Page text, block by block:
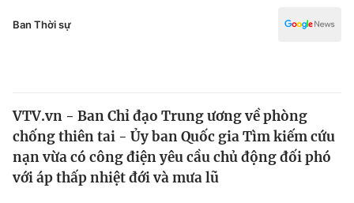
Y tế
Thế giới
Văn hóa - Giải trí
Giáo dục
Ban Thời sự
VTV.vn - Ban Chỉ đạo Trung ương về phòng
chống thiên tai - Ủy ban Quốc gia Tìm kiếm cứu
nạn vừa có công điện yêu cầu chủ động đối phó
với áp thấp nhiệt đới và mưa lũ